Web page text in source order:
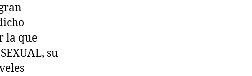
la que
su